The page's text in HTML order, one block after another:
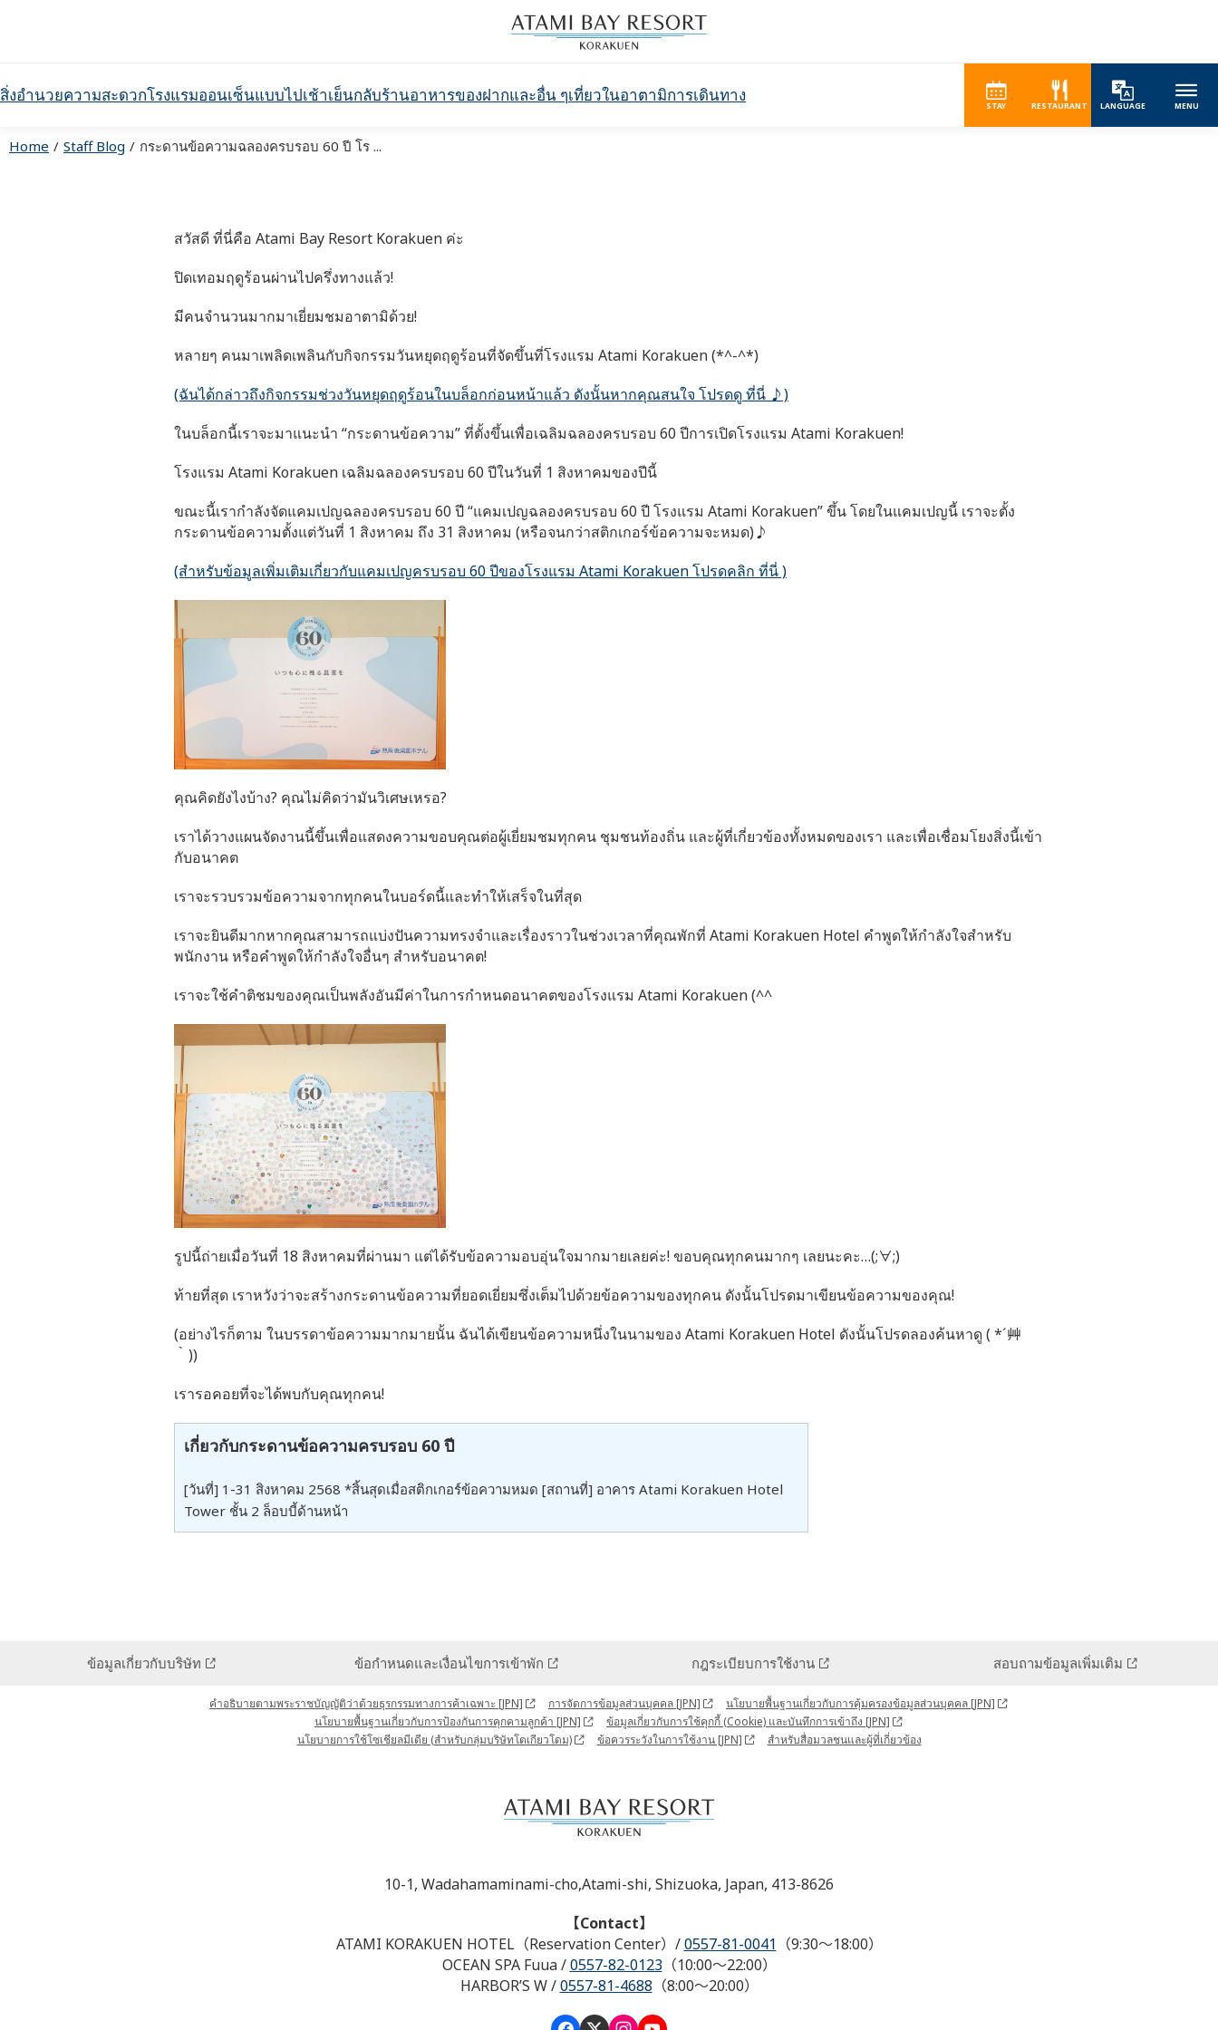
สิ่งอำนวยความสะดวกโรงแรมออนเซ็นแบบไปเช้าเย็นกลับร้านอาหารของฝากและอื่น ๆเที่ยวในอาตามิการเดินทาง
STAY RESTAURANT LANGUAGE MENU
Home Staff Blog กระดานข้อความฉลองครบรอบ 60 ปี โร ...
สวัสดี ที่นี่คือ Atami Bay Resort Korakuen ค่ะ
ปิดเทอมฤดูร้อนผ่านไปครึ่งทางแล้ว!
มีคนจำนวนมากมาเยี่ยมชมอาตามิด้วย!
หลายๆ คนมาเพลิดเพลินกับกิจกรรมวันหยุดฤดูร้อนที่จัดขึ้นที่โรงแรม Atami Korakuen (*^-^*)
(ฉันได้กล่าวถึงกิจกรรมช่วงวันหยุดฤดูร้อนในบล็อกก่อนหน้าแล้ว ดังนั้นหากคุณสนใจ โปรดดู ที่นี่ ♪)
ในบล็อกนี้เราจะมาแนะนำ “กระดานข้อความ” ที่ตั้งขึ้นเพื่อเฉลิมฉลองครบรอบ 60 ปีการเปิดโรงแรม Atami Korakuen!
โรงแรม Atami Korakuen เฉลิมฉลองครบรอบ 60 ปีในวันที่ 1 สิงหาคมของปีนี้
ขณะนี้เรากำลังจัดแคมเปญฉลองครบรอบ 60 ปี “แคมเปญฉลองครบรอบ 60 ปี โรงแรม Atami Korakuen” ขึ้น โดยในแคมเปญนี้ เราจะตั้ง
กระดานข้อความตั้งแต่วันที่ 1 สิงหาคม ถึง 31 สิงหาคม (หรือจนกว่าสติกเกอร์ข้อความจะหมด)♪
(สำหรับข้อมูลเพิ่มเติมเกี่ยวกับแคมเปญครบรอบ 60 ปีของโรงแรม Atami Korakuen โปรดคลิก ที่นี่ )
คุณคิดยังไงบ้าง? คุณไม่คิดว่ามันวิเศษเหรอ?
เราได้วางแผนจัดงานนี้ขึ้นเพื่อแสดงความขอบคุณต่อผู้เยี่ยมชมทุกคน ชุมชนท้องถิ่น และผู้ที่เกี่ยวข้องทั้งหมดของเรา และเพื่อเชื่อมโยงสิ่งนี้เข้า
กับอนาคต
เราจะรวบรวมข้อความจากทุกคนในบอร์ดนี้และทำให้เสร็จในที่สุด
เราจะยินดีมากหากคุณสามารถแบ่งปันความทรงจำและเรื่องราวในช่วงเวลาที่คุณพักที่ Atami Korakuen Hotel คำพูดให้กำลังใจสำหรับ
พนักงาน หรือคำพูดให้กำลังใจอื่นๆ สำหรับอนาคต!
เราจะใช้คำติชมของคุณเป็นพลังอันมีค่าในการกำหนดอนาคตของโรงแรม Atami Korakuen (^^
รูปนี้ถ่ายเมื่อวันที่ 18 สิงหาคมที่ผ่านมา แต่ได้รับข้อความอบอุ่นใจมากมายเลยค่ะ! ขอบคุณทุกคนมากๆ เลยนะคะ…(;∀;)
ท้ายที่สุด เราหวังว่าจะสร้างกระดานข้อความที่ยอดเยี่ยมซึ่งเต็มไปด้วยข้อความของทุกคน ดังนั้นโปรดมาเขียนข้อความของคุณ!
(อย่างไรก็ตาม ในบรรดาข้อความมากมายนั้น ฉันได้เขียนข้อความหนึ่งในนามของ Atami Korakuen Hotel ดังนั้นโปรดลองค้นหาดู ( *´艸
｀))
เรารอคอยที่จะได้พบกับคุณทุกคน!
เกี่ยวกับกระดานข้อความครบรอบ 60 ปี
[วันที่] 1-31 สิงหาคม 2568 *สิ้นสุดเมื่อสติกเกอร์ข้อความหมด [สถานที่] อาคาร Atami Korakuen Hotel
Tower ชั้น 2 ล็อบบี้ด้านหน้า
ข้อมูลเกี่ยวกับบริษัท ข้อกำหนดและเงื่อนไขการเข้าพัก กฎระเบียบการใช้งาน สอบถามข้อมูลเพิ่มเติม
คำอธิบายตามพระราชบัญญัติว่าด้วยธุรกรรมทางการค้าเฉพาะ [JPN] การจัดการข้อมูลส่วนบุคคล [JPN]
นโยบายพื้นฐานเกี่ยวกับการคุ้มครองข้อมูลส่วนบุคคล [JPN]
นโยบายพื้นฐานเกี่ยวกับการป้องกันการคุกคามลูกค้า [JPN]
ข้อมูลเกี่ยวกับการใช้คุกกี้ (Cookie) และบันทึกการเข้าถึง [JPN]
นโยบายการใช้โซเชียลมีเดีย (สำหรับกลุ่มบริษัทโตเกียวโดม)
ข้อควรระวังในการใช้งาน [JPN] สำหรับสื่อมวลชนและผู้ที่เกี่ยวข้อง
10-1, Wadahamaminami-cho,Atami-shi, Shizuoka, Japan, 413-8626
【Contact】
ATAMI KORAKUEN HOTEL（Reservation Center） / 0557-81-0041 （9:30～18:00）
OCEAN SPA Fuua/ 0557-82-0123（10:00～22:00）
HARBOR’S W/ 0557-81-4688 （8:00～20:00）